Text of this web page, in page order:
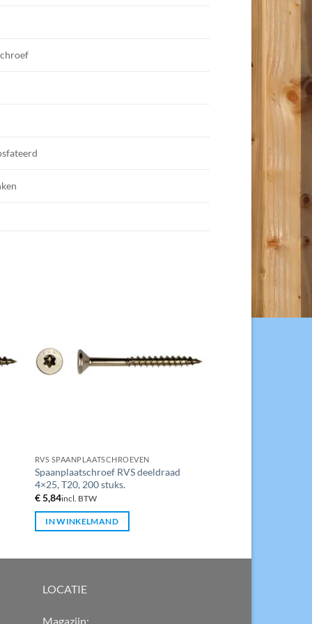
RVS SPAANPLAATSCHROEVEN
Spaanplaatschroef RVS deeldraad
4×25, T20, 200 stuks.
€5,84incl. BTW
IN WINKELMAND
LOCATIE
Magazijn: